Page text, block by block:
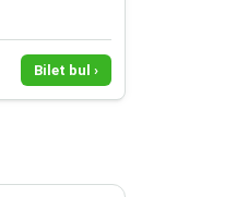
Bilet bul ›